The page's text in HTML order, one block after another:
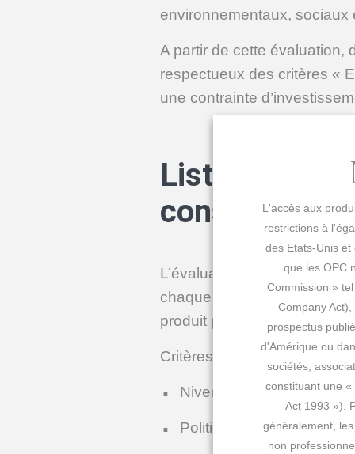
environnementaux,
A partir de cette évaluation,
respectueux des critères «
une contrainte
Liste non-
considérés
L’évaluation « ESG » des
chaque objectif
produit par l’évaluation de
Critères environnementaux
Niveau d’émissions en
Politique de gestion des
L'accès aux
restrictions à
des Etats-Unis
que les OPC
Commission »
Company
prospectus
d'Amérique ou
sociétés,
constituant une
Act 1993 »).
généralement,
non